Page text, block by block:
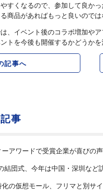
すくなるので、参加して良か
商品があればもっと良いのでは
、イベント後のコラボ増加や
トを今後も開催するかどうかを
記事へ
事
アワードで受賞企業が喜びの
結団式、今年は中国・深圳など
化の仮想モール、フリマと別